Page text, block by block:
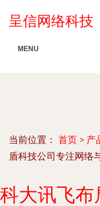
呈信网络科技
MENU
当前位置： 首页 > 产
盾科技公司专注网络
科大讯飞布